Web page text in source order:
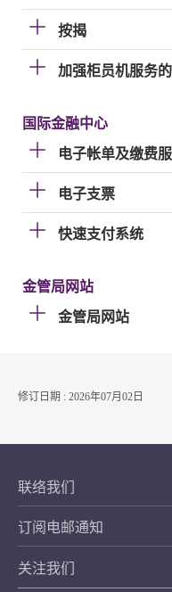
按揭
加强柜员机服务
国际金融中心
电子帐单及缴费
电子支票
快速支付系统
金管局网站
金管局网站
修订日期 : 2026年07月02日
联络我们
订阅电邮通知
关注我们